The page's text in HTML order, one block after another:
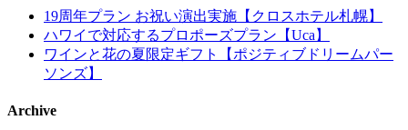
19周年プラン お祝い演出実施【クロスホテル札幌】
ハワイで対応するプロポーズプラン【Uca】
ワインと花の夏限定ギフト【ポジティブドリームパー
ソンズ】
Archive